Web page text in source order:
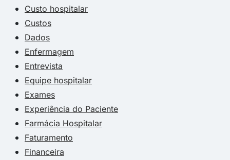
Custo hospitalar
Custos
Dados
Enfermagem
Entrevista
Equipe hospitalar
Exames
Experiência do Paciente
Farmácia Hospitalar
Faturamento
Financeira